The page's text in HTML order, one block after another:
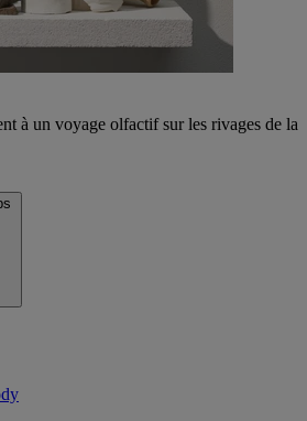
à un voyage olfactif sur les rivages de la